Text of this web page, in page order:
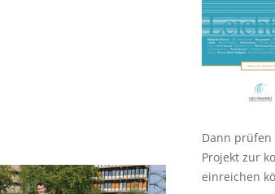
Dann
Projekt zur
einreichen